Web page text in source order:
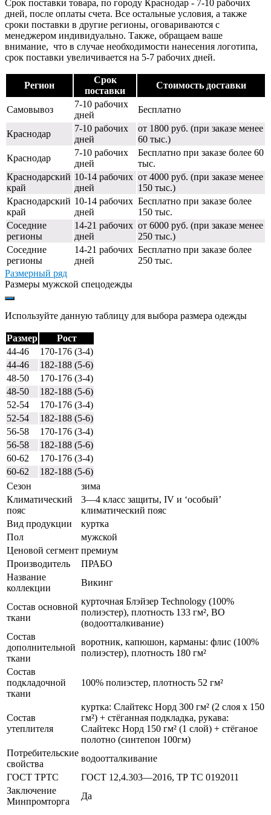
Срок поставки товара, по городу Краснодар - 7-10 рабочих
дней, после оплаты счета. Все остальные условия, а также
сроки поставки в другие регионы, оговариваются с
менеджером индивидуально. Также, обращаем ваше
внимание, что в случае необходимости нанесения логотипа,
срок поставки увеличивается на 5-7 рабочих дней.
Регион
Срок
поставки
Стоимость доставки
Самовывоз
7-10 рабочих
дней
Бесплатно
Краснодар
7-10 рабочих
дней
от 1800 руб. (при заказе менее
60 тыс.)
Краснодар
7-10 рабочих
дней
Бесплатно при заказе более 60
тыс.
Краснодарский
край
10-14 рабочих
дней
от 4000 руб. (при заказе менее
150 тыс.)
Краснодарский
край
10-14 рабочих
дней
Бесплатно при заказе более
150 тыс.
Соседние
регионы
14-21 рабочих
дней
от 6000 руб. (при заказе менее
250 тыс.)
Соседние
регионы
14-21 рабочих
дней
Бесплатно при заказе более
250 тыс.
Размерный ряд
Размеры мужской спецодежды
Используйте данную таблицу для выбора размера одежды
Размер
Рост
44-46
170-176 (3-4)
44-46
182-188 (5-6)
48-50
170-176 (3-4)
48-50
182-188 (5-6)
52-54
170-176 (3-4)
52-54
182-188 (5-6)
56-58
170-176 (3-4)
56-58
182-188 (5-6)
60-62
170-176 (3-4)
60-62
182-188 (5-6)
Сезон
зима
Климатический
пояс
3—4 класс защиты, IV и ‘особый’
климатический пояс
Вид продукции
куртка
Пол
мужской
Ценовой сегмент премиум
Производитель
ПРАБО
Название
коллекции
Викинг
Состав основной
ткани
курточная Блэйзер Technology (100%
полиэстер), плотность 133 гм², ВО
(водоотталкивание)
Состав
дополнительной
ткани
воротник, капюшон, карманы: флис (100%
полиэстер), плотность 180 гм²
Состав
подкладочной
ткани
100% полиэстер, плотность 52 гм²
Состав
утеплителя
куртка: Слайтекс Норд 300 гм² (2 слоя х 150
гм²) + стёганная подкладка, рукава:
Слайтекс Норд 150 гм² (1 слой) + стёганое
полотно (синтепон 100гм)
Потребительские
свойства
водоотталкивание
ГОСТ ТРТС
ГОСТ 12,4.303—2016, ТР ТС 0192011
Заключение
Минпромторга
Да